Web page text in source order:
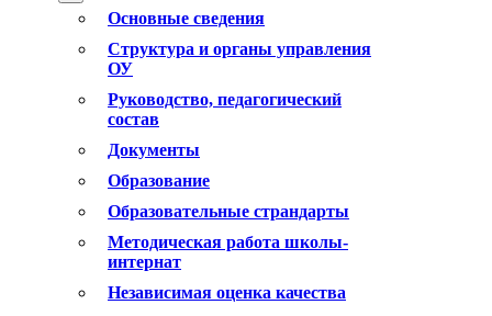
Основные сведения
Структура и органы управления
ОУ
Руководство, педагогический
состав
Документы
Образование
Образовательные страндарты
Методическая работа школы-
интернат
Независимая оценка качества